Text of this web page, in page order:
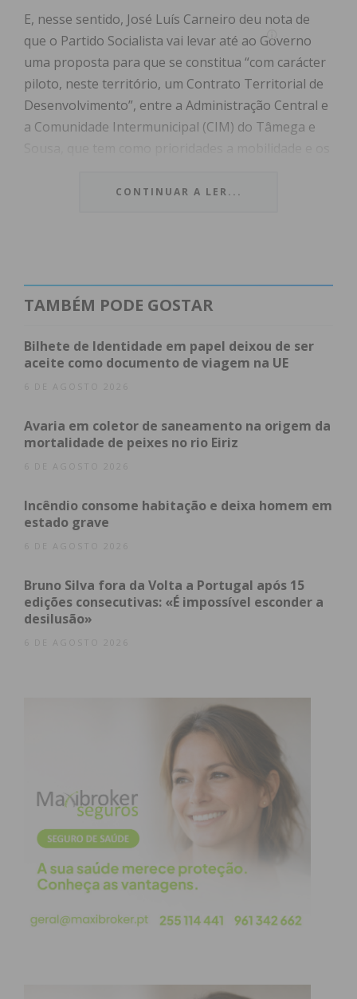
E, nesse sentido, José Luís Carneiro deu nota de
que o Partido Socialista vai levar até ao Governo
uma proposta para que se constitua “com carácter
piloto, neste território, um Contrato Territorial de
Desenvolvimento”, entre a Administração Central e
a Comunidade Intermunicipal (CIM) do Tâmega e
rodovia –, o ensino superior, o desenvolvimento
qualificado e que deve aproveitar o esforço e
referiu o líder socialista.
Num painel composto por Pedro Machado,
Tâmega e Sousa, pela Comissária Europeia Elisa
Ferreira, por Mário Rui Silva, por Luís Almeida e
moderado pelo deputado Eduardo Pinheiro, foram
“jovem”, com muita indústria, com setores
competitivos da economia global, mas com
desenvolvido tecnológico e sem ensino superior
que possa formar jovens, alavancar a economia e
criar valor.
Superior, concretizar o projeto do Centro de
Tecnologia e Inovação, assim como criar
infraestrutura na área do digital. Além disso,
importa também criar melhores acessibilidades,
lutando-se, em concreto, pela Linha do Vale do
Sousa e pela conclusão do IC 35.
Pedro Machado, presidente da CIM do Tâmega e
Sousa, recordou o trabalho feito nos últimos anos
que, em muito, já contribuiu para o
desenvolvimento da região. “Temos muitas razões
recordando que na região, na década de 90,
CONTINUAR A LER...
TAMBÉM PODE GOSTAR
Bilhete de Identidade em papel deixou de ser
aceite como documento de viagem na UE
6 DE AGOSTO 2026
Avaria em coletor de saneamento na origem da
mortalidade de peixes no rio Eiriz
6 DE AGOSTO 2026
Incêndio consome habitação e deixa homem em
estado grave
6 DE AGOSTO 2026
Bruno Silva fora da Volta a Portugal após 15
edições consecutivas: «É impossível esconder a
desilusão»
6 DE AGOSTO 2026